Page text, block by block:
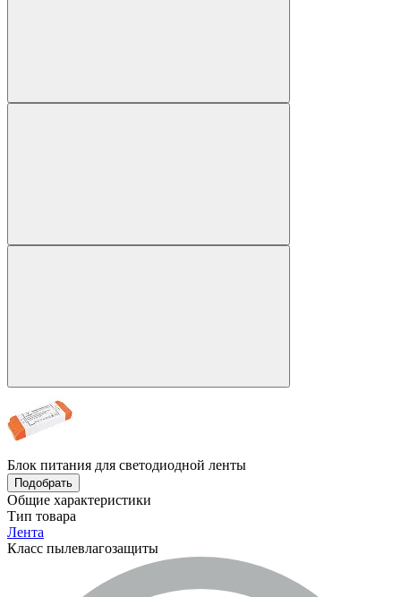
Блок питания для светодиодной ленты
Подобрать
Общие характеристики
Тип товара
Лента
Класс пылевлагозащиты